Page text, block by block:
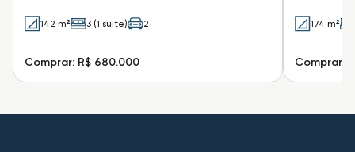
142 m² 3 (1 suíte) 2
Comprar: R$ 680.000
174 m²
Comprar: